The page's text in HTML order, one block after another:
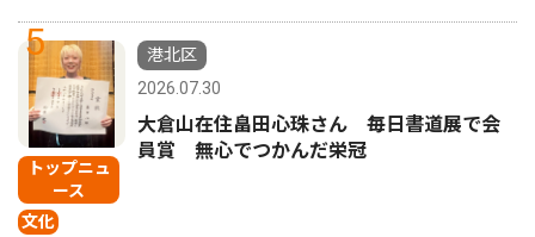
5
トップニュ
ース
文化
港北区
2026.07.30
大倉山在住畠田心珠さん 毎日書道展で会
員賞 無心でつかんだ栄冠